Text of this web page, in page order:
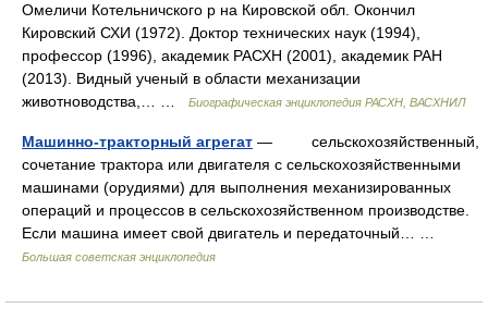
Омеличи Котельничского р на Кировской обл. Окончил
Кировский СХИ (1972). Доктор технических наук (1994),
профессор (1996), академик РАСХН (2001), академик РАН
(2013). Видный ученый в области механизации
животноводства,… …
Биографическая энциклопедия РАСХН, ВАСХНИЛ
Машинно-тракторный агрегат — сельскохозяйственный,
сочетание трактора или двигателя с сельскохозяйственными
машинами (орудиями) для выполнения механизированных
операций и процессов в сельскохозяйственном производстве.
Если машина имеет свой двигатель и передаточный… …
Большая советская энциклопедия